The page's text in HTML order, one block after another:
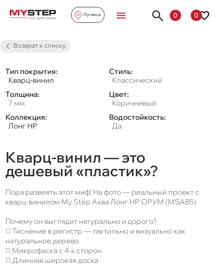
Луганск 0 0
Возврат к списку
Тип покрытия:
Кварц-винил
Стиль:
Классический
Толщина:
7 мм
Цвет:
Коричневый
Коллекция:
Лонг HP
Водостойкость:
Да
Кварц-винил — это
дешевый «пластик»?
Пора развеять этот миф! На фото — реальный проект с
кварц-винилом My Step Аква Лонг HP ОРУМ (MSA85).
Почему он выглядит натурально и дорого?
◻️ Тиснение в регистр — тактильно и визуально как
натуральное дерево
◻️ Микрофаска с 4-х сторон
◻️ Длинная широкая доска